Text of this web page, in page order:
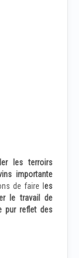
les terroirs
importante
de faire les
le travail de
pur reflet des